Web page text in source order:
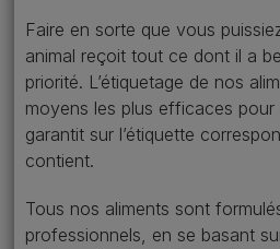
Faire en sorte que vous
animal reçoit tout ce dont il a
priorité. L’étiquetage de nos
moyens les plus efficaces pour
garantit sur l’étiquette
contient.
Tous nos aliments sont
professionnels, en se basant